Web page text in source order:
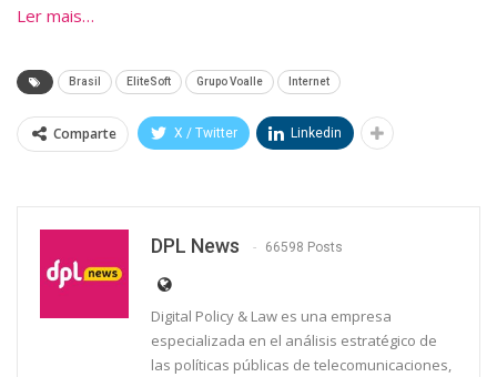
Ler mais…
Brasil EliteSoft Grupo Voalle Internet
Comparte X / Twitter Linkedin
DPL News 66598 Posts
Digital Policy & Law es una empresa
especializada en el análisis estratégico de
las políticas públicas de telecomunicaciones,